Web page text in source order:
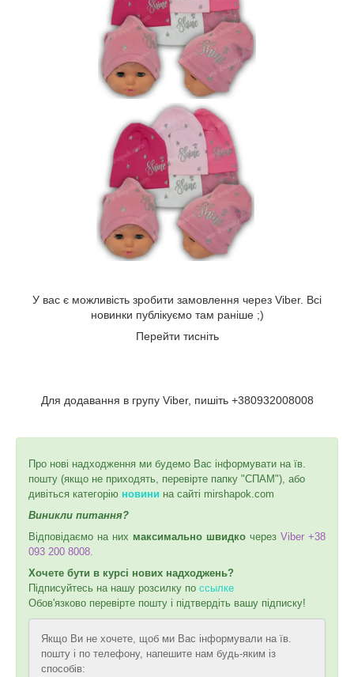
У вас є можливість зробити замовлення через Viber. Всі
новинки публікуємо там раніше ;)
Перейти тисніть
Для додавання в групу Viber, пишіть +380932008008
Про нові надходження ми будемо Вас інформувати на їв.
пошту (якщо не приходять, перевірте папку "СПАМ"), або
дивіться категорію новини на сайті mirshapok.com
Виникли питання?
Відповідаємо на них максимально швидко через Viber +38
093 200 8008.
Хочете бути в курсі нових надходжень?
Підписуйтесь на нашу розсилку по ссылке
Обов'язково перевірте пошту і підтвердіть вашу підписку!
Якщо Ви не хочете, щоб ми Вас інформували на їв.
пошту і по телефону, напешите нам будь-яким із
способів: